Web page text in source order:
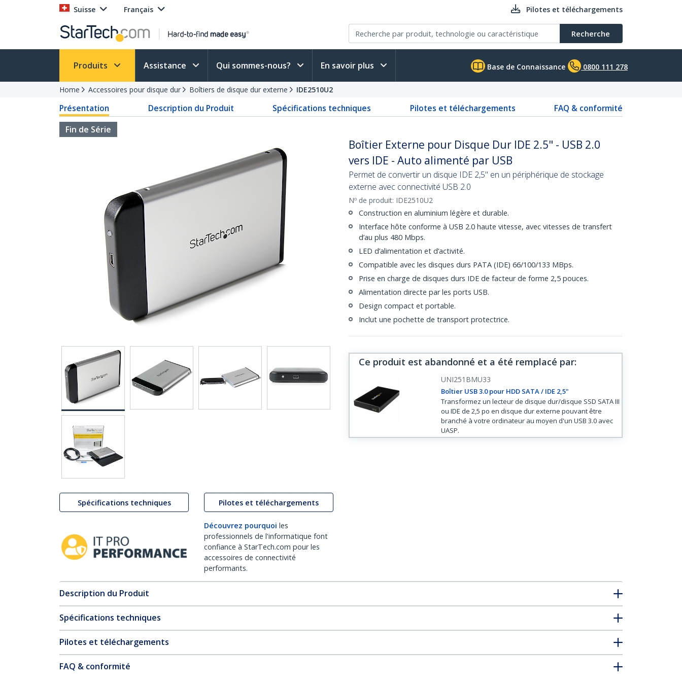
Suisse Français Pilotes et téléchargements
Recherche
Produits Assistance Qui sommes-nous? En savoir plus Base de Connaissance 0800 111 278
Home Accessoires pour disque dur Boîtiers de disque dur externe IDE2510U2
Présentation Description du Produit Spécifications techniques Pilotes et téléchargements
FAQ & conformité
Fin de Série
Spécifications techniques Pilotes et téléchargements
Découvrez pourquoi les
professionnels de l'informatique font
confiance à StarTech.com pour les
accessoires de connectivité
performants.
Boîtier Externe pour Disque Dur IDE 2.5" - USB 2.0
vers IDE - Auto alimenté par USB
Permet de convertir un disque IDE 2,5" en un périphérique de stockage
externe avec connectivité USB 2.0
Nº de produit: IDE2510U2
Construction en aluminium légère et durable.
Interface hôte conforme à USB 2.0 haute vitesse, avec vitesses de transfert
d’au plus 480 Mbps.
LED d’alimentation et d’activité.
Compatible avec les disques durs PATA (IDE) 66/100/133 MBps.
Prise en charge de disques durs IDE de facteur de forme 2,5 pouces.
Alimentation directe par les ports USB.
Design compact et portable.
Inclut une pochette de transport protectrice.
Ce produit est abandonné et a été remplacé par:
UNI251BMU33
Boîtier USB 3.0 pour HDD SATA / IDE 2,5"
Transformez un lecteur de disque dur/disque SSD SATA III
ou IDE de 2,5 po en disque dur externe pouvant être
branché à votre ordinateur au moyen d'un USB 3.0 avec
UASP.
Description du Produit
Spécifications techniques
Pilotes et téléchargements
FAQ & conformité